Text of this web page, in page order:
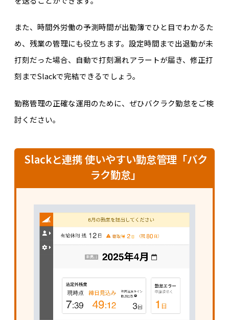
また、時間外労働の予測時間が出勤簿でひと目でわかるた
め、残業の管理にも役立ちます。設定時間まで出退勤が未
打刻だった場合、自動で打刻漏れアラートが届き、修正打
刻までSlackで完結できるでしょう。
勤務管理の正確な運用のために、ぜひバクラク勤怠をご検
討ください。
Slackと連携 使いやすい勤怠管理「バク
ラク勤怠」